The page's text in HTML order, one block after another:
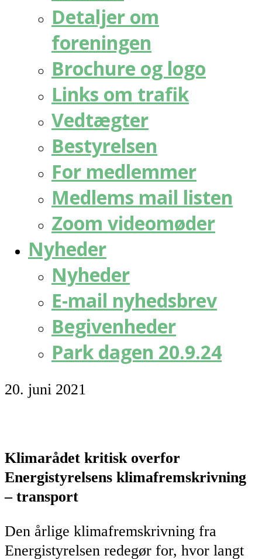
Detaljer om
foreningen
Brochure og logo
Links om trafik
Vedtægter
Bestyrelsen
For medlemmer
Medlems mail listen
Zoom videomøder
Nyheder
Nyheder
E-mail nyhedsbrev
Begivenheder
Park dagen 20.9.24
20. juni 2021
Klimarådet kritisk overfor
Energistyrelsens klimafremskrivning
– transport
Den årlige klimafremskrivning fra
Energistyrelsen redegør for, hvor langt